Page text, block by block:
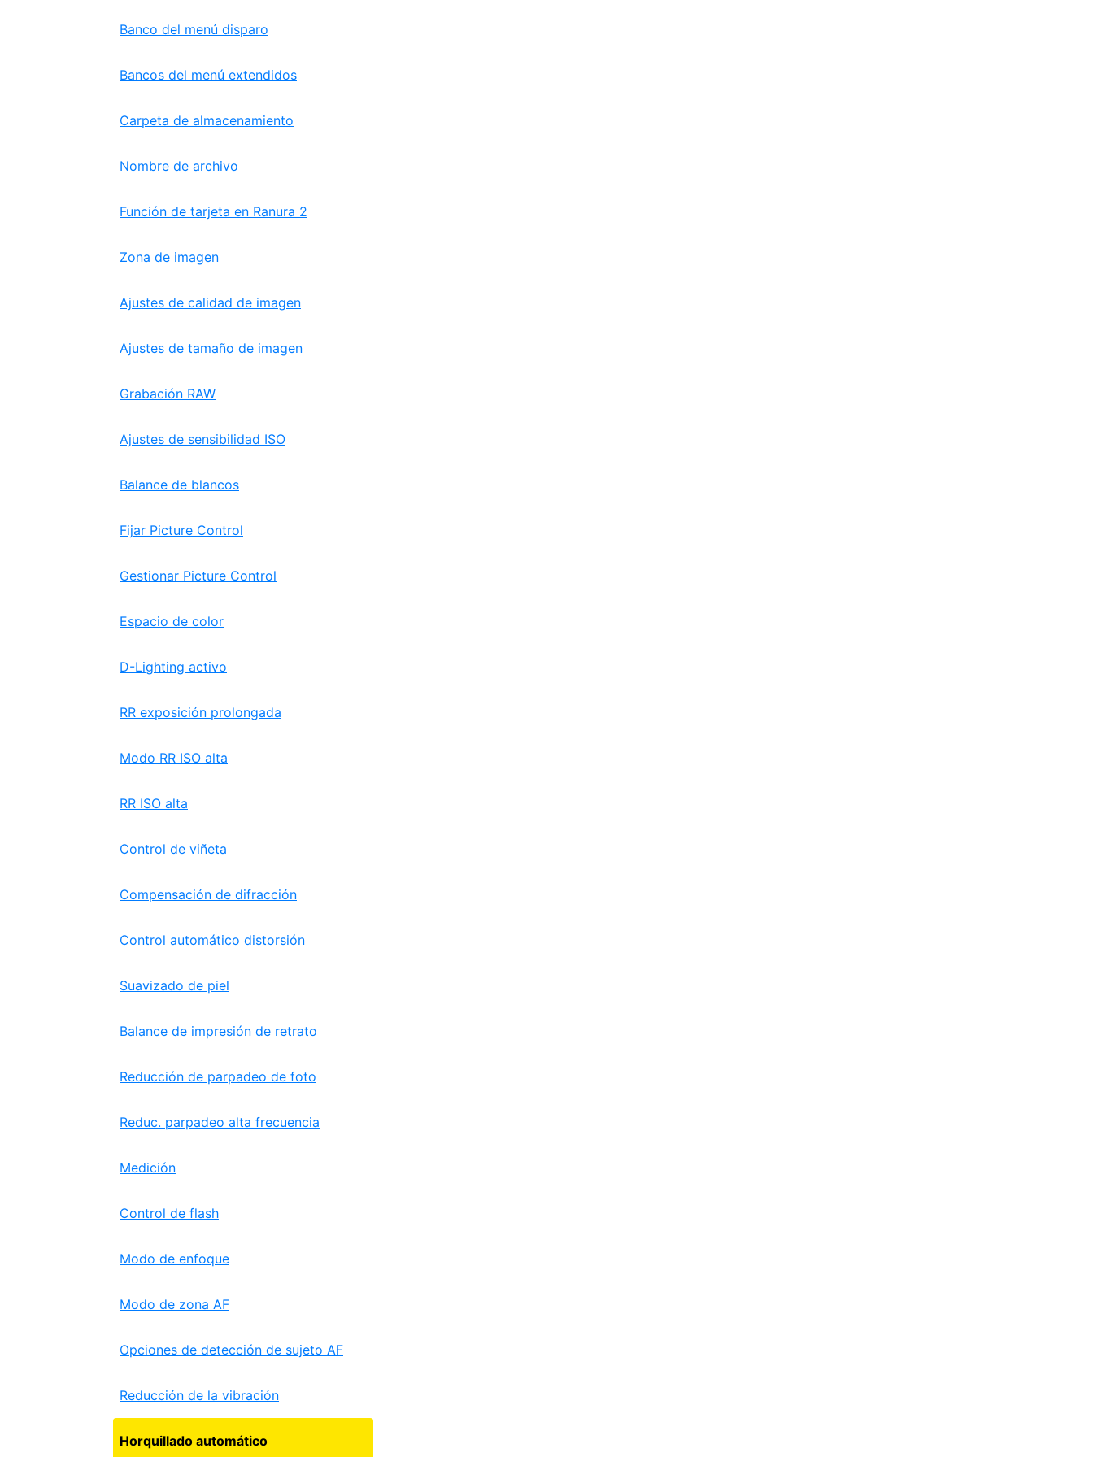
Banco del menú disparo
Bancos del menú extendidos
Carpeta de almacenamiento
Nombre de archivo
Función de tarjeta en Ranura 2
Zona de imagen
Ajustes de calidad de imagen
Ajustes de tamaño de imagen
Grabación RAW
Ajustes de sensibilidad ISO
Balance de blancos
Fijar Picture Control
Gestionar Picture Control
Espacio de color
D-Lighting activo
RR exposición prolongada
Modo RR ISO alta
RR ISO alta
Control de viñeta
Compensación de difracción
Control automático distorsión
Suavizado de piel
Balance de impresión de retrato
Reducción de parpadeo de foto
Reduc. parpadeo alta frecuencia
Medición
Control de flash
Modo de enfoque
Modo de zona AF
Opciones de detección de sujeto AF
Reducción de la vibración
Horquillado automático